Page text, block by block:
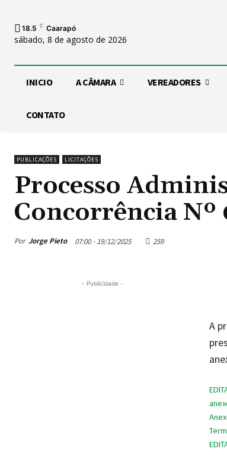
18.5 C Caarapó
sábado, 8 de agosto de 2026
INICIO A CÂMARA VEREADORES
CONTATO
PUBLICAÇÕES LICITAÇÕES
Processo
Concorrência Nº
Por Jorge Pieto 07:00 - 19/12/2025 259
- Publicidade -
A